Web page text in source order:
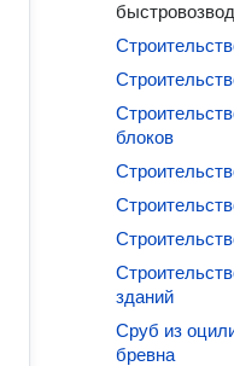
блоков
зданий
Сруб из
бревна